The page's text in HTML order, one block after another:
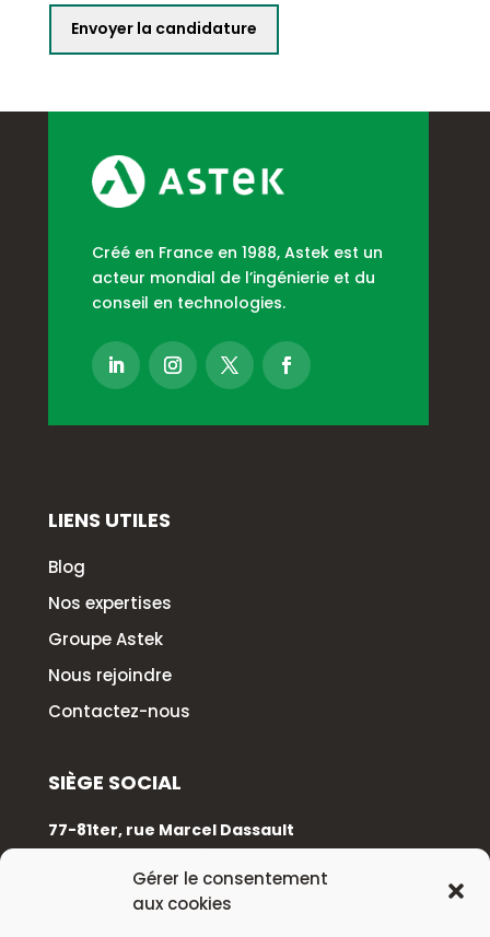
Gérer le consentement
aux cookies
Créé en France en 1988, Astek est un
acteur mondial de l’ingénierie et du
conseil en technologies.
LIENS UTILES
Blog
Nos expertises
Groupe Astek
Nous rejoindre
Contactez-nous
SIÈGE SOCIAL
77-81ter, rue Marcel Dassault
92100 Boulogne-Billancourt